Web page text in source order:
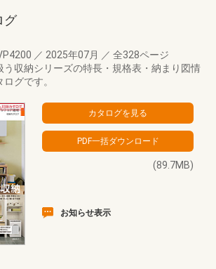
グ
／ 2025年07月 ／ 全328ページ
う収納シリーズの特長・規格表・納まり図情
グです。
(89.7MB)
お知らせ表示